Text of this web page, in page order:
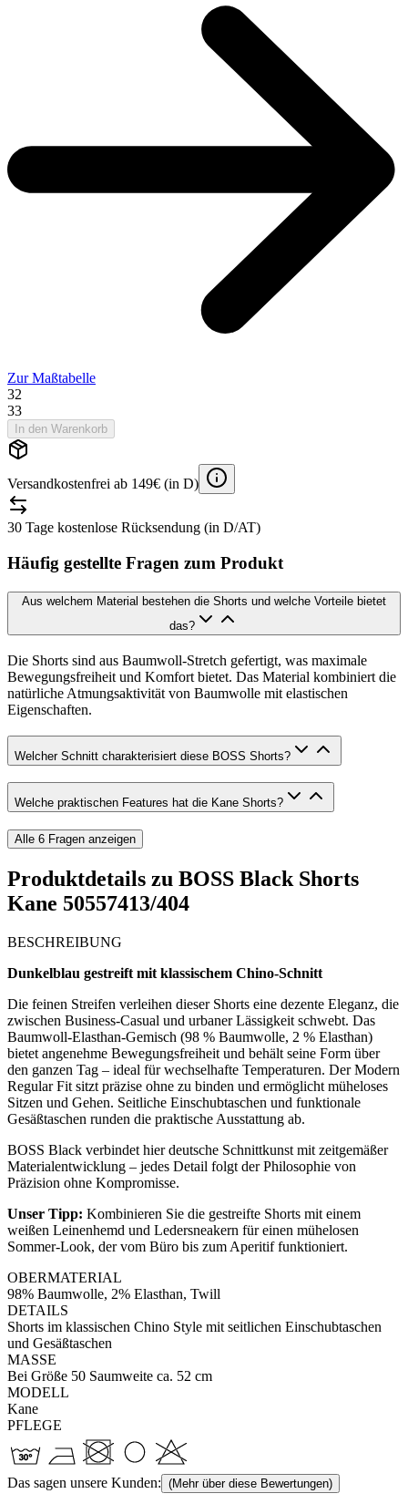
Zur Maßtabelle
32
33
In den Warenkorb
Versandkostenfrei ab 149€ (in D)
30 Tage kostenlose Rücksendung (in D/AT)
Häufig gestellte Fragen zum Produkt
Aus welchem Material bestehen die Shorts und welche Vorteile bietet
das?
Die Shorts sind aus Baumwoll-Stretch gefertigt, was maximale
Bewegungsfreiheit und Komfort bietet. Das Material kombiniert die
natürliche Atmungsaktivität von Baumwolle mit elastischen
Eigenschaften.
Welcher Schnitt charakterisiert diese BOSS Shorts?
Welche praktischen Features hat die Kane Shorts?
Alle 6 Fragen anzeigen
Produktdetails zu BOSS Black Shorts
Kane 50557413/404
BESCHREIBUNG
Dunkelblau gestreift mit klassischem Chino-Schnitt
Die feinen Streifen verleihen dieser Shorts eine dezente Eleganz, die
zwischen Business-Casual und urbaner Lässigkeit schwebt. Das
Baumwoll-Elasthan-Gemisch (98 % Baumwolle, 2 % Elasthan)
bietet angenehme Bewegungsfreiheit und behält seine Form über
den ganzen Tag – ideal für wechselhafte Temperaturen. Der Modern
Regular Fit sitzt präzise ohne zu binden und ermöglicht müheloses
Sitzen und Gehen. Seitliche Einschubtaschen und funktionale
Gesäßtaschen runden die praktische Ausstattung ab.
BOSS Black verbindet hier deutsche Schnittkunst mit zeitgemäßer
Materialentwicklung – jedes Detail folgt der Philosophie von
Präzision ohne Kompromisse.
Unser Tipp: Kombinieren Sie die gestreifte Shorts mit einem
weißen Leinenhemd und Ledersneakern für einen mühelosen
Sommer-Look, der vom Büro bis zum Aperitif funktioniert.
OBERMATERIAL
98% Baumwolle, 2% Elasthan, Twill
DETAILS
Shorts im klassischen Chino Style mit seitlichen Einschubtaschen
und Gesäßtaschen
MASSE
Bei Größe 50 Saumweite ca. 52 cm
MODELL
Kane
PFLEGE
Das sagen unsere Kunden: (Mehr über diese Bewertungen)